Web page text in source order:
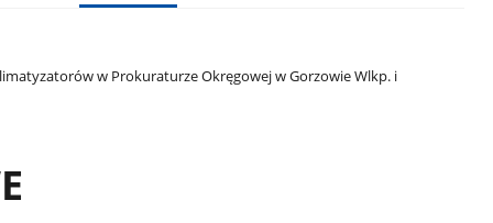
w Prokuraturze Okręgowej w Gorzowie Wlkp. i